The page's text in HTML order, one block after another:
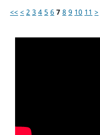
<< < 2 3 4 5 6 7 8 9 10 11 >